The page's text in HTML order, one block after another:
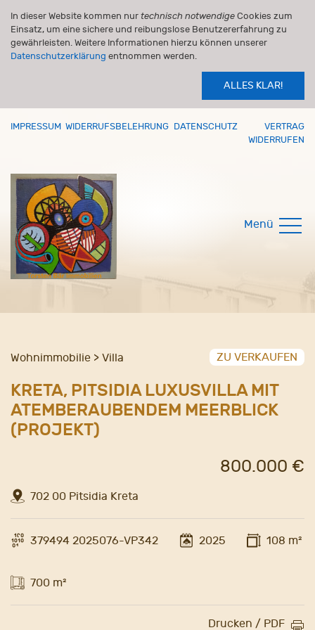
In dieser Website kommen nur technisch notwendige Cookies zum
Einsatz, um eine sichere und reibungslose Benutzererfahrung zu
gewährleisten. Weitere Informationen hierzu können unserer
Datenschutzerklärung entnommen werden.
ALLES KLAR!
IMPRESSUM WIDERRUFSBELEHRUNG DATENSCHUTZ
VERTRAG
WIDERRUFEN
Menü
Wohnimmobilie > Villa ZU VERKAUFEN
KRETA, PITSIDIA LUXUSVILLA MIT
ATEMBERAUBENDEM MEERBLICK
(PROJEKT)
702 00 Pitsidia Kreta
800.000 €
379494 2025076-VP342 2025 108 m²
700 m²
Drucken / PDF